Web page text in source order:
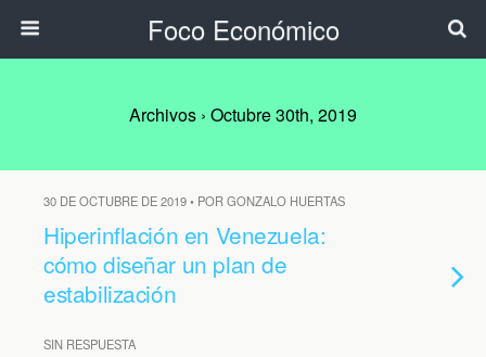
Foco Económico
Archivos › Octubre 30th, 2019
30 DE OCTUBRE DE 2019 • POR GONZALO HUERTAS
Hiperinflación en Venezuela:
cómo diseñar un plan de
estabilización
SIN RESPUESTA